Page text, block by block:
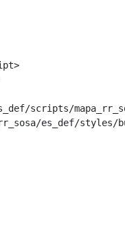
scripts/
es_def/styles/